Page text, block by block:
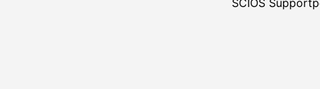
SCIOS